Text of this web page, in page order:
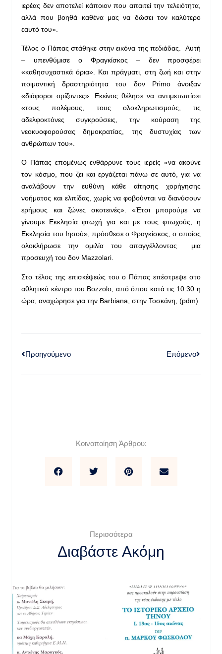
ιερέας δεν αποτελεί κάποιον που απαιτεί την τελειότητα,
αλλά που βοηθά καθένα μας να δώσει τον καλύτερο
εαυτό του».
Τέλος ο Πάπας στάθηκε στην εικόνα της πεδιάδας. Αυτή
– υπενθύμισε ο Φραγκίσκος – δεν προσφέρει
«καθησυχαστικά όρια». Και πράγματι, στη ζωή και στην
ποιμαντική δραστηριότητα του δον Primo άνοιξαν
«διάφοροι ορίζοντες». Εκείνος θέλησε να αντιμετωπίσει
«τους πολέμους, τους ολοκληρωτισμούς, τις
αδελφοκτόνες συγκρούσεις, την κούραση της
νεοκυοφορούσας δημοκρατίας, της δυστυχίας των
ανθρώπων του».
Ο Πάπας επομένως ενθάρρυνε τους ιερείς «να ακούνε
τον κόσμο, που ζει και εργάζεται πάνω σε αυτό, για να
αναλάβουν την ευθύνη κάθε αίτησης χορήγησης
νοήματος και ελπίδας, χωρίς να φοβούνται να διανύσουν
ερήμους και ζώνες σκοτεινές». «Έτσι μπορούμε να
γίνουμε Εκκλησία φτωχή για και με τους φτωχούς, η
Εκκλησία του Ιησού», πρόσθεσε ο Φραγκίσκος, ο οποίος
ολοκλήρωσε την ομιλία του απαγγέλλοντας μια
προσευχή του δον Mazzolari.
Στο τέλος της επισκέψεώς του ο Πάπας επέστρεψε στο
αθλητικό κέντρο του Bozzolo, από όπου κατά τις 10:30 η
ώρα, αναχώρησε για την Barbiana, στην Τοσκάνη, (pdm)
Προηγούμενο Επόμενο
Κοινοποίηση Άρθρου:
Περισσότερα
Διαβάστε Ακόμη